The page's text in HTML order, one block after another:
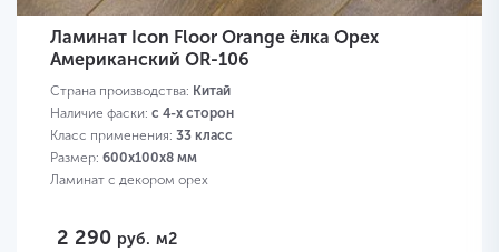
Ламинат Icon Floor Orange ёлка Орех
Американский OR-106
Страна производства: Китай
Наличие фаски: с 4-х сторон
Класс применения: 33 класс
Размер: 600х100х8 мм
Ламинат с декором орех
2 290 руб. м2